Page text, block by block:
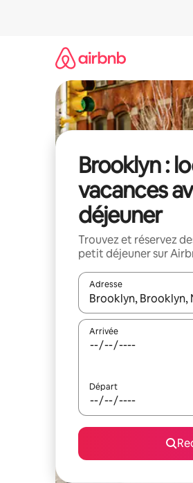
Brooklyn :
vacances
déjeuner
Trouvez et réservez
petit déjeuner sur
Adresse
Lorsque les résultats
Arrivée
Départ